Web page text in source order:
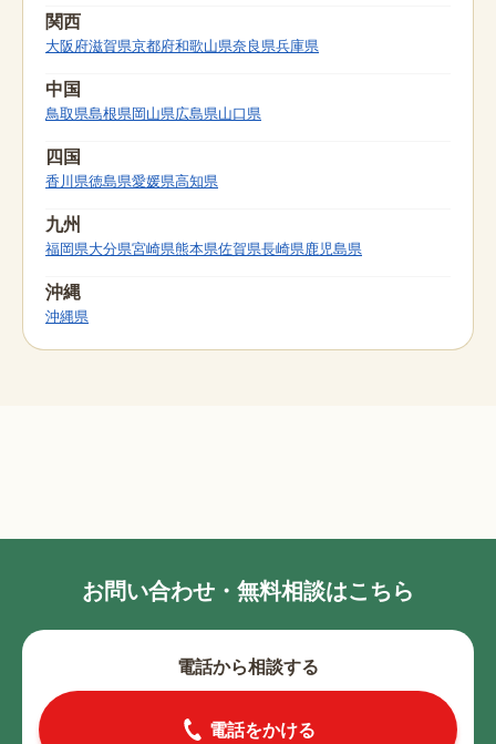
関西
大阪府滋賀県京都府和歌山県奈良県兵庫県
中国
鳥取県島根県岡山県広島県山口県
四国
香川県徳島県愛媛県高知県
九州
福岡県大分県宮崎県熊本県佐賀県長崎県鹿児島県
沖縄
沖縄県
お問い合わせ・無料相談はこちら
電話から相談する
電話をかける